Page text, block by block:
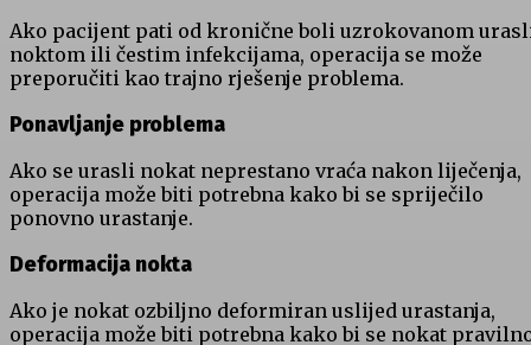
Ako pacijent pati od kronične boli uzrokovanom
noktom ili čestim infekcijama, operacija se može
preporučiti kao trajno rješenje problema.
Ponavljanje problema
Ako se urasli nokat neprestano vraća nakon liječenja,
operacija može biti potrebna kako bi se spriječilo
ponovno urastanje.
Deformacija nokta
Ako je nokat ozbiljno deformiran uslijed urastanja,
operacija može biti potrebna kako bi se nokat